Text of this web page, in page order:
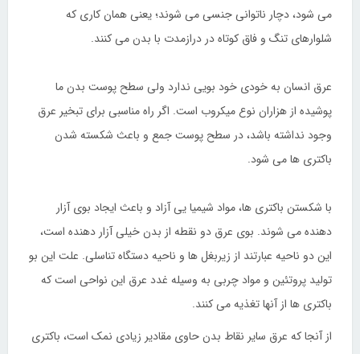
می شود، دچار ناتوانی جنسی می شوند؛ یعنی همان کاری که
شلوارهای تنگ و فاق کوتاه در درازمدت با بدن می کنند.
عرق انسان به خودی خود بویی ندارد ولی سطح پوست بدن ما
پوشیده از هزاران نوع میکروب است. اگر راه مناسبی برای تبخیر عرق
وجود نداشته باشد، در سطح پوست جمع و باعث شکسته شدن
باکتری ها می شود.
با شکستن باکتری ها، مواد شیمیا یی آزاد و باعث ایجاد بوی آزار
دهنده می شوند. بوی عرق دو نقطه از بدن خیلی آزار دهنده است،
این دو ناحیه عبارتند از زیربغل ها و ناحیه دستگاه تناسلی. علت این بو
تولید پروتئین و مواد چربی به وسیله غدد عرق این نواحی است که
باکتری ها از آنها تغذیه می کنند.
از آنجا که عرق سایر نقاط بدن حاوی مقادیر زیادی نمک است، باکتری